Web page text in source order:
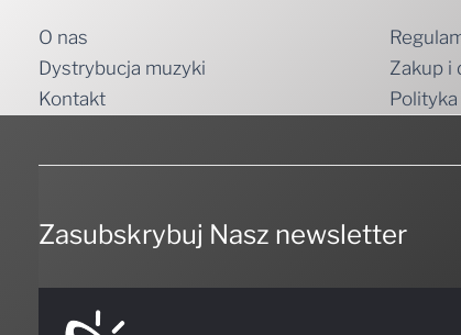
O nas
Dystrybucja muzyki
Kontakt
Zakup i
Zasubskrybuj Nasz newsletter